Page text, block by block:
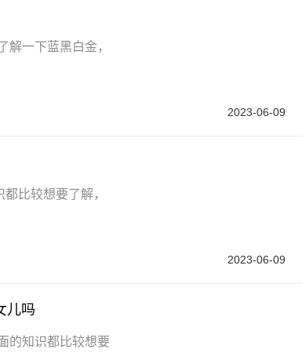
解一下蓝黑白金，
2023-06-09
比较想要了解，
2023-06-09
儿吗
的知识都比较想要